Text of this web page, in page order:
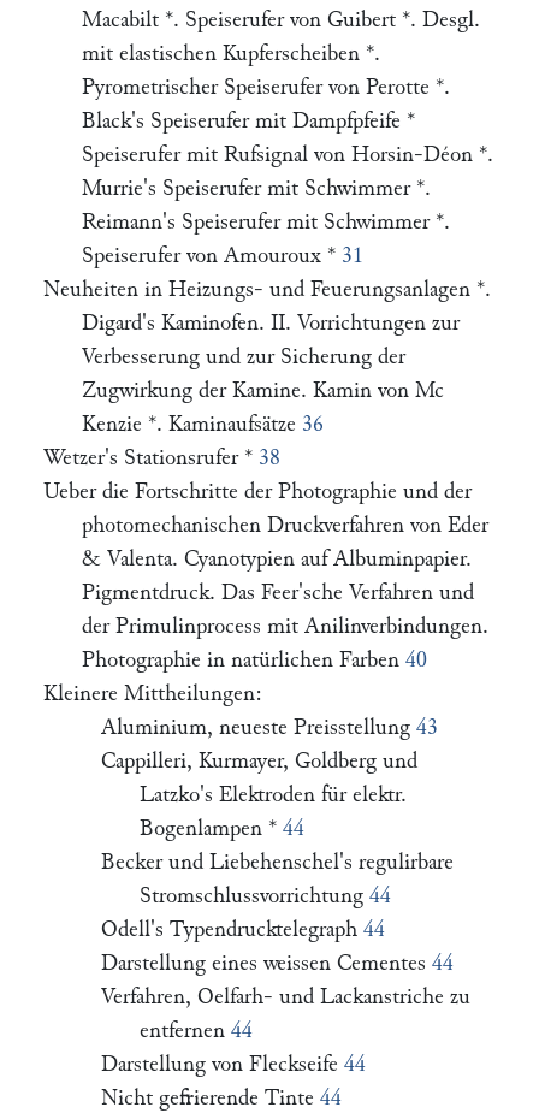
Macabilt *. Speiserufer von Guibert *. Desgl.
mit elastischen Kupferscheiben *.
Pyrometrischer Speiserufer von Perotte *.
Black's Speiserufer mit Dampfpfeife *
Speiserufer mit Rufsignal von Horsin-Déon *.
Murrie's Speiserufer mit Schwimmer *.
Reimann's Speiserufer mit Schwimmer *.
Speiserufer von Amouroux * 31
Neuheiten in Heizungs- und Feuerungsanlagen *.
Digard's Kaminofen. II. Vorrichtungen zur
Verbesserung und zur Sicherung der
Zugwirkung der Kamine. Kamin von Mc
Kenzie *. Kaminaufsätze 36
Wetzer's Stationsrufer * 38
Ueber die Fortschritte der Photographie und der
photomechanischen Druckverfahren von Eder
& Valenta. Cyanotypien auf Albuminpapier.
Pigmentdruck. Das Feer'sche Verfahren und
der Primulinprocess mit Anilinverbindungen.
Photographie in natürlichen Farben 40
Kleinere Mittheilungen:
Aluminium, neueste Preisstellung 43
Cappilleri, Kurmayer, Goldberg und
Latzko's Elektroden für elektr.
Bogenlampen * 44
Becker und Liebehenschel's regulirbare
Stromschlussvorrichtung 44
Odell's Typendrucktelegraph 44
Darstellung eines weissen Cementes 44
Verfahren, Oelfarh- und Lackanstriche zu
entfernen 44
Darstellung von Fleckseife 44
Nicht gefrierende Tinte 44